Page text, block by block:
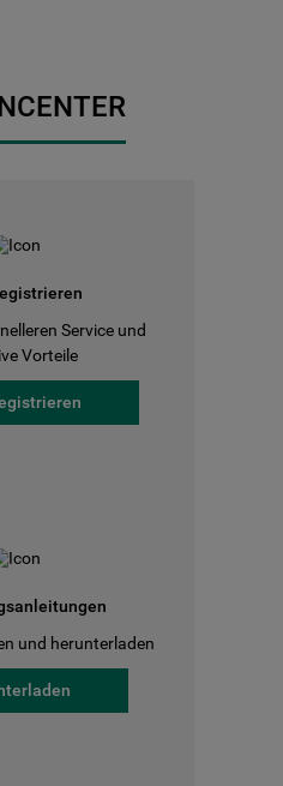
Service und
Vorteile
und herunterladen